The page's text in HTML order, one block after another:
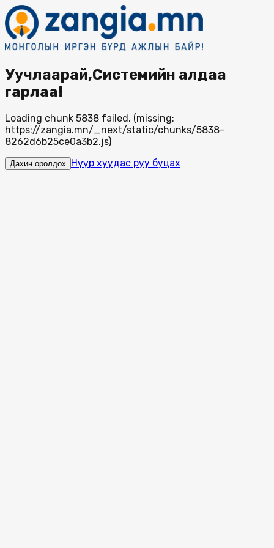
Уучлаарай,Системийн алдаа
гарлаа!
Loading chunk 5838 failed. (missing:
https://zangia.mn/_next/static/chunks/5838-
8262d6b25ce0a3b2.js)
Дахин оролдох Нүүр хуудас руу буцах